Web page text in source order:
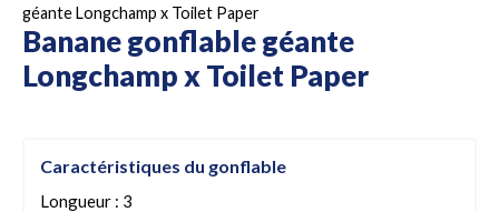
géante Longchamp x Toilet Paper
Banane gonflable géante
Longchamp x Toilet Paper
Caractéristiques du gonflable
Longueur : 3